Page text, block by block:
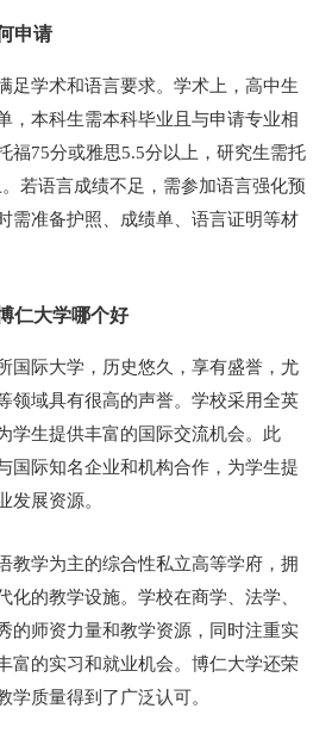
申请
足学术和语言要求。学术上，高中生
，本科生需本科毕业且与申请专业相
福75分或雅思5.5分以上，研究生需托
若语言成绩不足，需参加语言强化预
需准备护照、成绩单、语言证明等材
仁大学哪个好
国际大学，历史悠久，享有盛誉，尤
领域具有很高的声誉。学校采用全英
学生提供丰富的国际交流机会。此
国际知名企业和机构合作，为学生提
发展资源。
教学为主的综合性私立高等学府，拥
化的教学设施。学校在商学、法学、
的师资力量和教学资源，同时注重实
富的实习和就业机会。博仁大学还荣
学质量得到了广泛认可。